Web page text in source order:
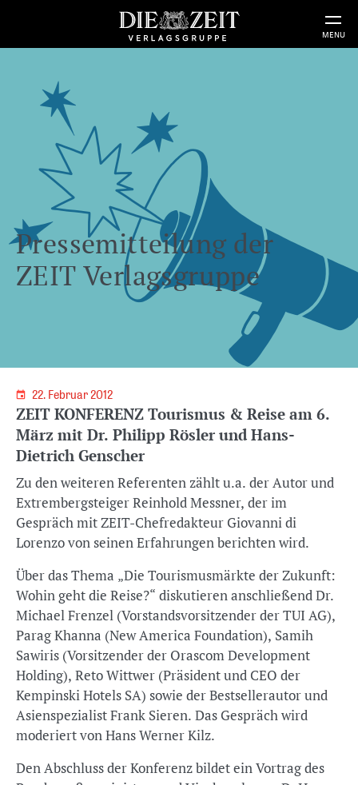
MENU
Pressemitteilung der
ZEIT Verlagsgruppe
22. Februar 2012
ZEIT KONFERENZ Tourismus & Reise am 6.
März mit Dr. Philipp Rösler und Hans-
Dietrich Genscher
Zu den weiteren Referenten zählt u.a. der Autor und
Extrembergsteiger Reinhold Messner, der im
Gespräch mit ZEIT-Chefredakteur Giovanni di
Lorenzo von seinen Erfahrungen berichten wird.
Über das Thema „Die Tourismusmärkte der Zukunft:
Wohin geht die Reise?“ diskutieren anschließend Dr.
Michael Frenzel (Vorstandsvorsitzender der TUI AG),
Parag Khanna (New America Foundation), Samih
Sawiris (Vorsitzender der Orascom Development
Holding), Reto Wittwer (Präsident und CEO der
Kempinski Hotels SA) sowie der Bestsellerautor und
Asienspezialist Frank Sieren. Das Gespräch wird
moderiert von Hans Werner Kilz.
Den Abschluss der Konferenz bildet ein Vortrag des